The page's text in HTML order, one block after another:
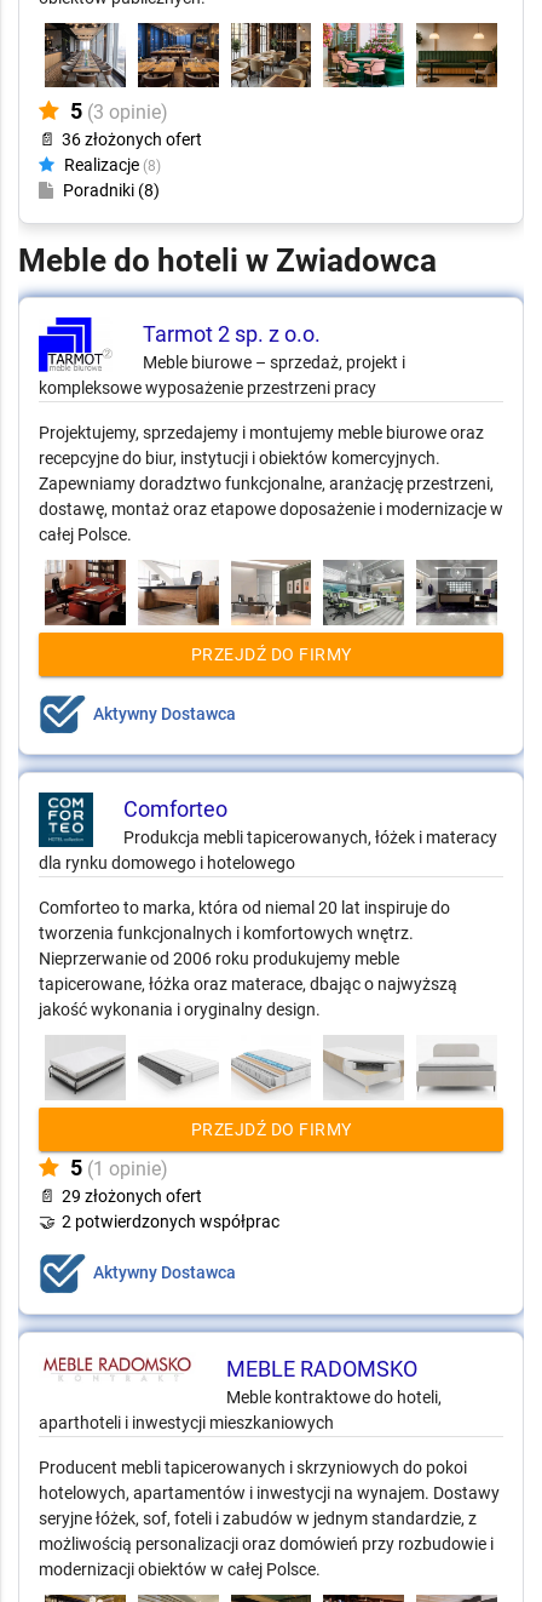
5 (3 opinie)
📄 36 złożonych ofert
Realizacje (8)
Poradniki (8)
Meble do hoteli w Zwiadowca
Tarmot 2 sp. z o.o.
Meble biurowe – sprzedaż, projekt i
kompleksowe wyposażenie przestrzeni pracy
Projektujemy, sprzedajemy i montujemy meble biurowe oraz
recepcyjne do biur, instytucji i obiektów komercyjnych.
Zapewniamy doradztwo funkcjonalne, aranżację przestrzeni,
dostawę, montaż oraz etapowe doposażenie i modernizacje w
całej Polsce.
PRZEJDŹ DO FIRMY
Aktywny Dostawca
Comforteo
Produkcja mebli tapicerowanych, łóżek i materacy
dla rynku domowego i hotelowego
Comforteo to marka, która od niemal 20 lat inspiruje do
tworzenia funkcjonalnych i komfortowych wnętrz.
Nieprzerwanie od 2006 roku produkujemy meble
tapicerowane, łóżka oraz materace, dbając o najwyższą
jakość wykonania i oryginalny design.
PRZEJDŹ DO FIRMY
5 (1 opinie)
📄 29 złożonych ofert
🤝 2 potwierdzonych współprac
Aktywny Dostawca
MEBLE RADOMSKO
Meble kontraktowe do hoteli,
aparthoteli i inwestycji mieszkaniowych
Producent mebli tapicerowanych i skrzyniowych do pokoi
hotelowych, apartamentów i inwestycji na wynajem. Dostawy
seryjne łóżek, sof, foteli i zabudów w jednym standardzie, z
możliwością personalizacji oraz domówień przy rozbudowie i
modernizacji obiektów w całej Polsce.